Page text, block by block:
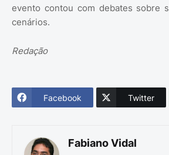
evento contou com debates sobre
cenários.
Redação
Facebook Twitter
Fabiano Vidal